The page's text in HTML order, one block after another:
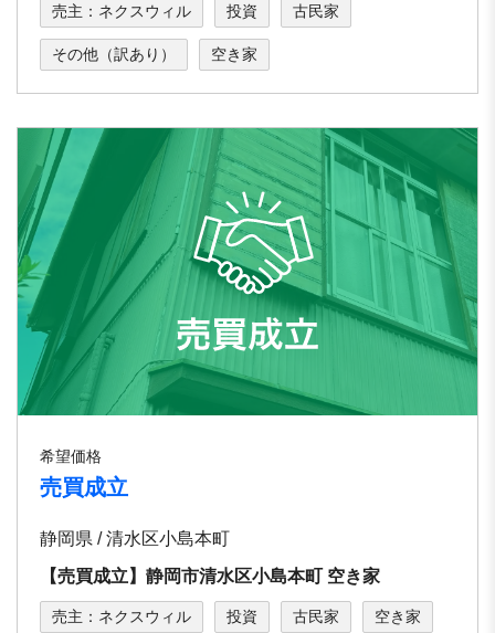
売主：ネクスウィル 投資 古民家
その他（訳あり） 空き家
希望価格
売買成立
静岡県 / 清⽔区⼩島本町
【売買成立】静岡市清水区⼩島本町 空き家
売主：ネクスウィル 投資 古民家 空き家